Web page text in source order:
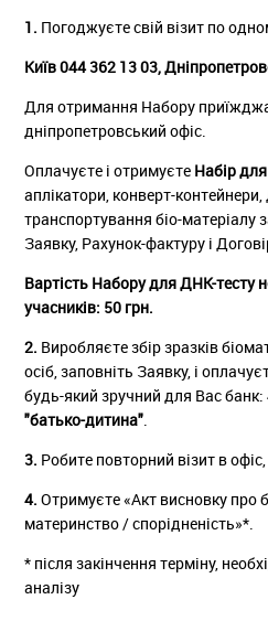
1. Погоджуєте свій візит по
Київ 044 362 13 03,
Для отримання Набору
дніпропетровський офіс.
Оплачуєте і отримуєте Набір
аплікатори, конверт-
транспортування біо-матеріалу
Заявку, Рахунок-фактуру і
Вартість Набору для ДНК-тесту
учасників: 50 грн.
2. Виробляєте збір зразків
осіб, заповніть Заявку, і
будь-який зручний для Вас банк:
"батько-дитина".
3. Робите повторний візит в
4. Отримуєте «Акт висновку про
материнство / спорідненість»*.
* після закінчення терміну,
аналізу